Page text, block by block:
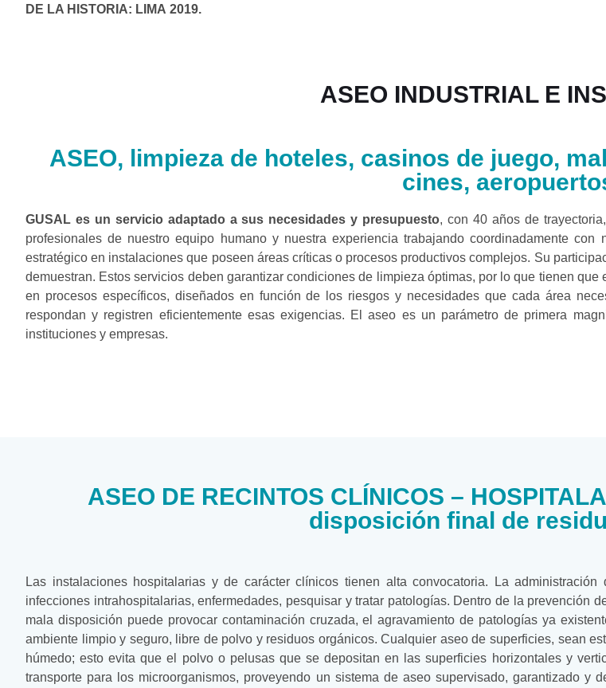
DE LA HISTORIA: LIMA 2019.
ASEO INDUSTRIAL E
ASEO, limpieza de hoteles, casinos de juego,
cines,
GUSAL es un servicio adaptado a sus necesidades y presupuesto, con 40 años de
profesionales de nuestro equipo humano y nuestra experiencia trabajando coordinadamente
estratégico en instalaciones que poseen áreas críticas o procesos productivos complejos. Su
demuestran. Estos servicios deben garantizar condiciones de limpieza óptimas, por lo que tienen
en procesos específicos, diseñados en función de los riesgos y necesidades que cada área
respondan y registren eficientemente esas exigencias. El aseo es un parámetro de primera
instituciones y empresas.
ASEO DE RECINTOS CLÍNICOS –
disposición final de
Las instalaciones hospitalarias y de carácter clínicos tienen alta convocatoria. La
infecciones intrahospitalarias, enfermedades, pesquisar y tratar patologías. Dentro de la prevención
mala disposición puede provocar contaminación cruzada, el agravamiento de patologías ya
ambiente limpio y seguro, libre de polvo y residuos orgánicos. Cualquier aseo de superficies, sean
húmedo; esto evita que el polvo o pelusas que se depositan en las superficies horizontales y
transporte para los microorganismos, proveyendo un sistema de aseo supervisado, garantizado